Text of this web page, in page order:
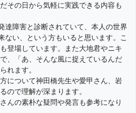
その日から気軽に実践できる内容も
達障害と診断されていて、本人の世界
ない、という方もいると思います。こ
登場しています。また大地君やニキ
、「あ、そんな風に捉えているんだ
れます。
について神田橋先生や愛甲さん、岩
ので理解が深まります。
んの素朴な疑問や発言も参考になり